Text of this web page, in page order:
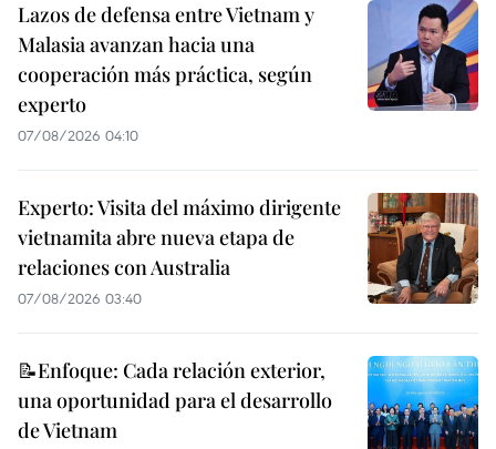
Lazos de defensa entre Vietnam y
Malasia avanzan hacia una
cooperación más práctica, según
experto
07/08/2026 04:10
Experto: Visita del máximo dirigente
vietnamita abre nueva etapa de
relaciones con Australia
07/08/2026 03:40
📝Enfoque: Cada relación exterior,
una oportunidad para el desarrollo
de Vietnam